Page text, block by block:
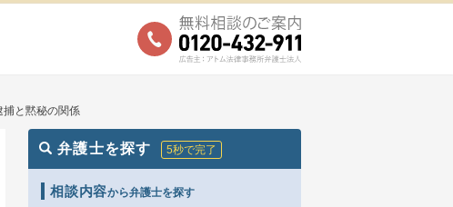
捕と黙秘の関係
弁護士を探す 5秒で完了
相談内容から弁護士を探す